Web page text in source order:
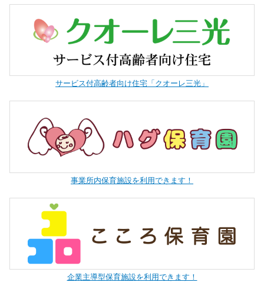
サービス付高齢者向け住宅「クオーレ三光」
事業所内保育施設を利用できます！
企業主導型保育施設を利用できます！